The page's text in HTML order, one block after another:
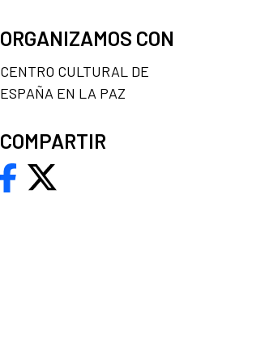
ORGANIZAMOS CON
CENTRO CULTURAL DE
ESPAÑA EN LA PAZ
COMPARTIR